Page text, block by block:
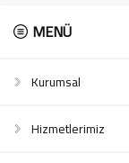
MENÜ
Kurumsal
Hizmetlerimiz